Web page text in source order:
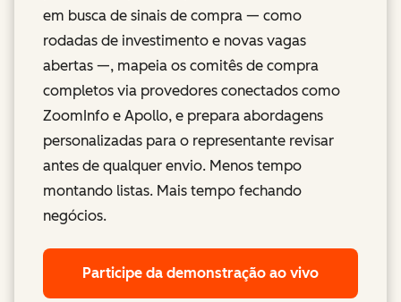
em busca de sinais de compra — como
rodadas de investimento e novas vagas
abertas —, mapeia os comitês de compra
completos via provedores conectados como
ZoomInfo e Apollo, e prepara abordagens
personalizadas para o representante revisar
antes de qualquer envio. Menos tempo
montando listas. Mais tempo fechando
negócios.
Participe da demonstração ao vivo